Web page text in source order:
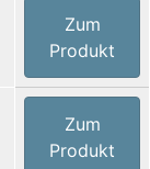
Zum
Produkt
Zum
Produkt